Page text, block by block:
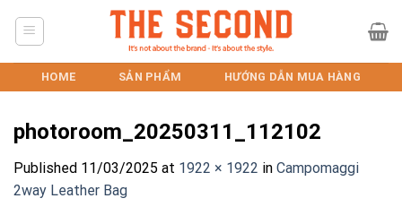
HOME SẢN PHẨM HƯỚNG DẪN MUA HÀNG
photoroom_20250311_112102
Published 11/03/2025 at 1922 × 1922 in Campomaggi
2way Leather Bag